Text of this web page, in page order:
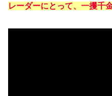
レーダーにとって、一攫千